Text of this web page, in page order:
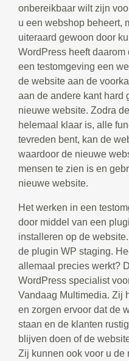
onbereikbaar wilt zijn
u een webshop beheert,
uiteraard gewoon door
WordPress heeft
een testomgeving een
de website aan de
aan de andere kant hard
nieuwe website. Zodra
helemaal klaar is, alle
tevreden bent, kan de
waardoor de nieuwe
mensen te zien is en
nieuwe website.
Het werken in een
door middel van een
installeren op de
de plugin WP staging.
allemaal precies werkt?
WordPress specialist
Vandaag Multimedia. Zij
en zorgen ervoor dat de
staan en de klanten
blijven doen of de
Zij kunnen ook voor u de